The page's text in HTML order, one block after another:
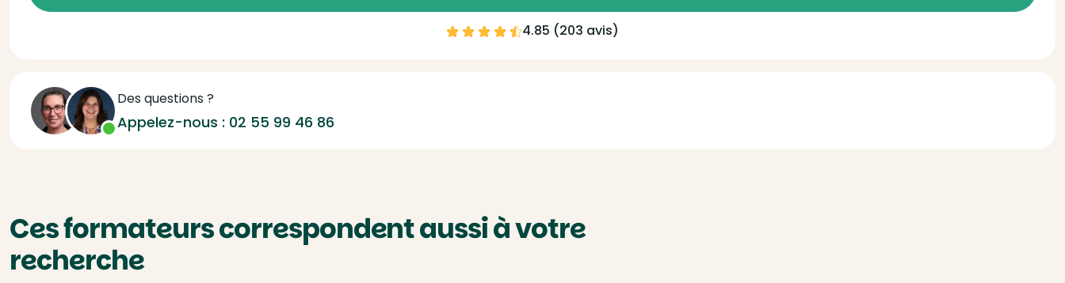
4.85 (203 avis)
Des questions ?
Appelez-nous : 02 55 99 46 86
Ces formateurs correspondent aussi à votre
recherche